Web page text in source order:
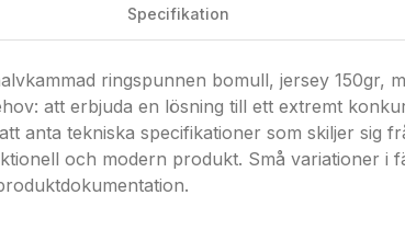
Specifikation
ringspunnen bomull, jersey 150gr,
att erbjuda en lösning till ett extremt
anta tekniska specifikationer som skiljer sig
och modern produkt. Små variationer